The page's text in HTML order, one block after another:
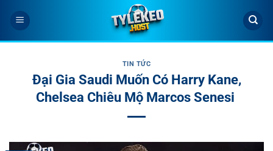
qua
nội
TIN TỨC
Đại Gia Saudi Muốn Có Harry Kane,
Chelsea Chiêu Mộ Marcos Senesi